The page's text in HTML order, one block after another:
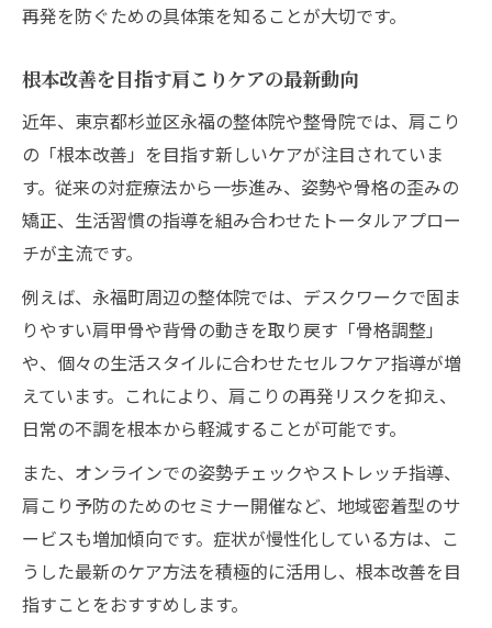
再発を防ぐための具体策を知ることが大切です。
根本改善を目指す肩こりケアの最新動向
近年、東京都杉並区永福の整体院や整骨院では、肩こり
の「根本改善」を目指す新しいケアが注目されていま
す。従来の対症療法から一歩進み、姿勢や骨格の歪みの
矯正、生活習慣の指導を組み合わせたトータルアプロー
チが主流です。
例えば、永福町周辺の整体院では、デスクワークで固ま
りやすい肩甲骨や背骨の動きを取り戻す「骨格調整」
や、個々の生活スタイルに合わせたセルフケア指導が増
えています。これにより、肩こりの再発リスクを抑え、
日常の不調を根本から軽減することが可能です。
また、オンラインでの姿勢チェックやストレッチ指導、
肩こり予防のためのセミナー開催など、地域密着型のサ
ービスも増加傾向です。症状が慢性化している方は、こ
うした最新のケア方法を積極的に活用し、根本改善を目
指すことをおすすめします。